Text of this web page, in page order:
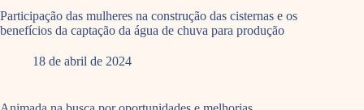
Participação das mulheres na construção das cisternas e os
benefícios da captação da água de chuva para produção
18 de abril de 2024